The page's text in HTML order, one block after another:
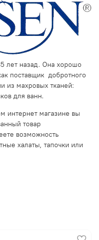
лет назад. Она хорошо
поставщик добротного
из махровых тканей:
для ванн.
интернет магазине вы
товар
возможность
халаты, тапочки или